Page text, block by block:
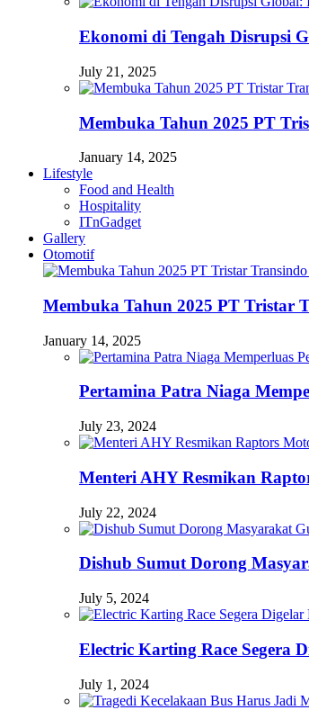
Ekonomi di Tengah Disrupsi
July 21, 2025
Membuka Tahun 2025 PT
January 14, 2025
Lifestyle
Food and Health
Hospitality
ITnGadget
Gallery
Otomotif
Membuka Tahun 2025 PT Tristar
January 14, 2025
Pertamina Patra Niaga
July 23, 2024
Menteri AHY Resmikan
July 22, 2024
Dishub Sumut Dorong
July 5, 2024
Electric Karting Race Segera
July 1, 2024